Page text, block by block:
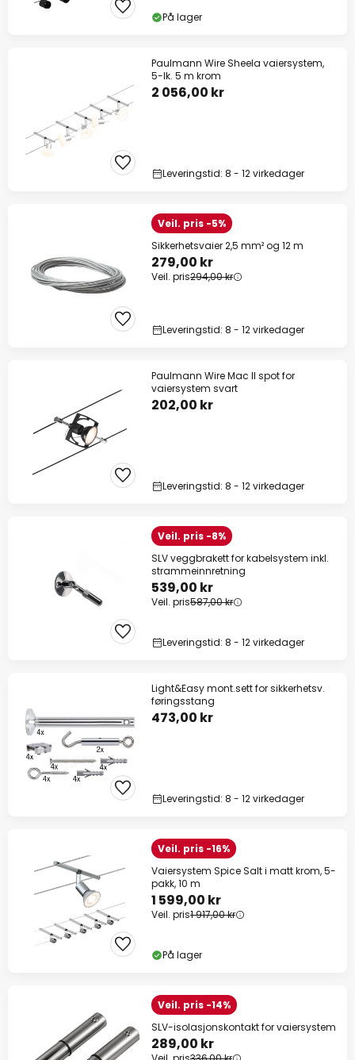
På lager
Paulmann Wire Sheela vaiersystem,
5-lk. 5 m krom
2 056,00 kr
Leveringstid: 8 - 12 virkedager
Veil. pris -5%
Sikkerhetsvaier 2,5 mm² og 12 m
279,00 kr
Veil. pris294,00 kr
Leveringstid: 8 - 12 virkedager
Paulmann Wire Mac II spot for
vaiersystem svart
202,00 kr
Leveringstid: 8 - 12 virkedager
Veil. pris -8%
SLV veggbrakett for kabelsystem inkl.
strammeinnretning
539,00 kr
Veil. pris587,00 kr
Leveringstid: 8 - 12 virkedager
Light&Easy mont.sett for sikkerhetsv.
føringsstang
473,00 kr
Leveringstid: 8 - 12 virkedager
Veil. pris -16%
Vaiersystem Spice Salt i matt krom, 5-
pakk, 10 m
1 599,00 kr
Veil. pris1 917,00 kr
På lager
Veil. pris -14%
SLV-isolasjonskontakt for vaiersystem
289,00 kr